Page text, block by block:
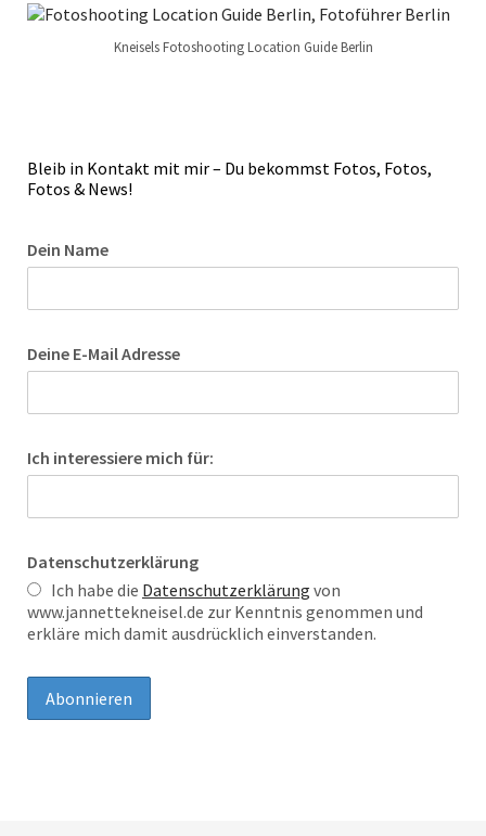
Kneisels Fotoshooting Location Guide Berlin
Bleib in Kontakt mit mir – Du bekommst Fotos, Fotos,
Fotos & News!
Dein Name
Deine E-Mail Adresse
Ich interessiere mich für:
Datenschutzerklärung
Ich habe die Datenschutzerklärung von
www.jannettekneisel.de zur Kenntnis genommen und
erkläre mich damit ausdrücklich einverstanden.